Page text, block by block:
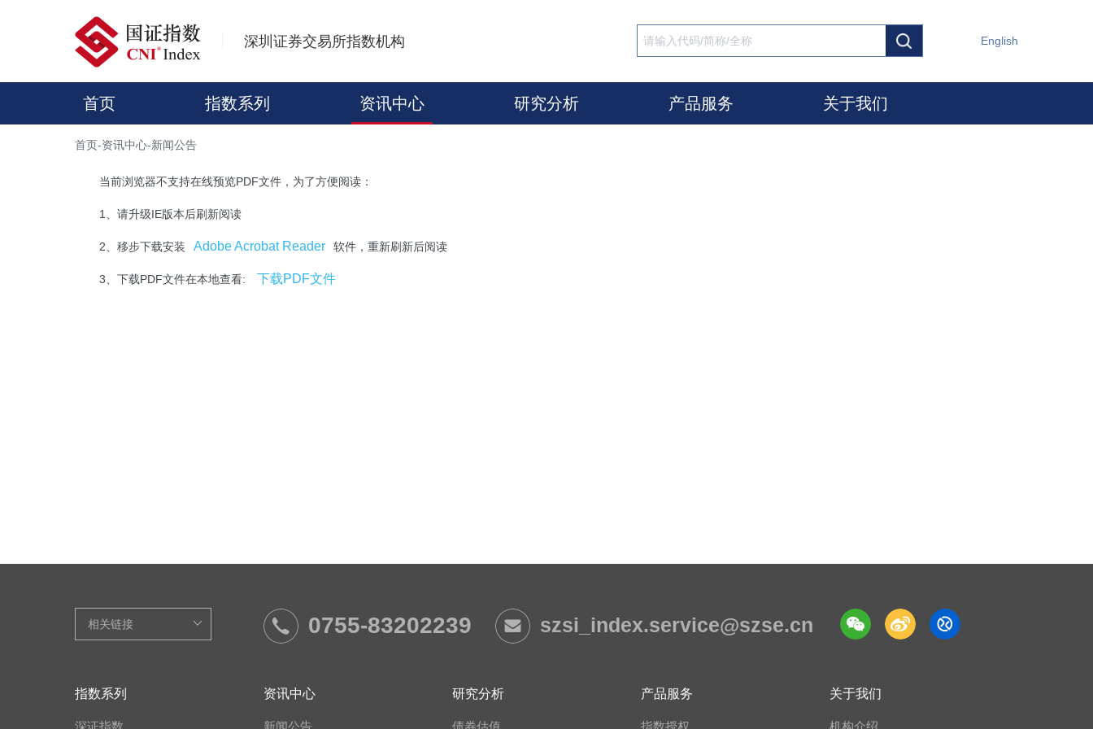
深圳证券交易所指数机构 English
首页 指数系列 资讯中心 研究分析 产品服务 关于我们
首页-资讯中心-新闻公告
当前浏览器不支持在线预览PDF文件，为了方便阅读：
1、请升级IE版本后刷新阅读
2、移步下载安装 Adobe Acrobat Reader 软件，重新刷新后阅读
3、下载PDF文件在本地查看: 下载PDF文件
0755-83202239 szsi_index.service@szse.cn
指数系列
深证指数
资讯中心
新闻公告
研究分析
债券估值
产品服务
指数授权
关于我们
机构介绍